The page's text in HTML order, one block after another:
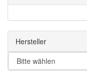
Hersteller